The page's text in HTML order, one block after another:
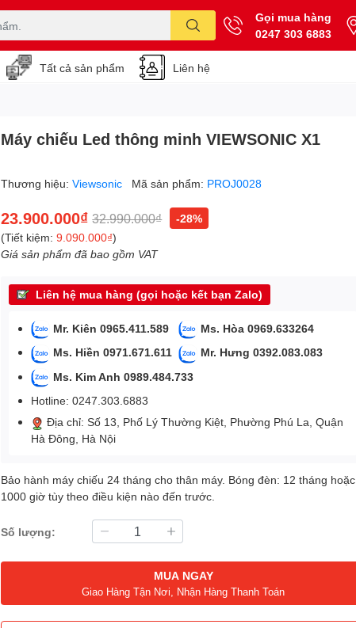
Gọi mua hàng
0247 303 6883
Tất cả sản phẩm Liên hệ
Máy chiếu Led thông minh VIEWSONIC X1
Thương hiệu:Viewsonic Mã sản phẩm: PROJ0028
23.900.000₫ 32.990.000₫
-28%
(Tiết kiệm:9.090.000₫)
Giá sản phẩm đã bao gồm VAT
Liên hệ mua hàng (gọi hoặc kết bạn Zalo)
Mr. Kiên 0965.411.589
Ms. Hòa 0969.633264
Ms. Hiền 0971.671.611
Mr. Hưng 0392.083.083
Ms. Kim Anh 0989.484.733
Hotline: 0247.303.6883
Địa chỉ: Số 13, Phố Lý Thường Kiệt, Phường Phú La, Quận
Hà Đông, Hà Nội
Bảo hành máy chiếu 24 tháng cho thân máy. Bóng đèn: 12 tháng hoặc
1000 giờ tùy theo điều kiện nào đến trước.
Số lượng:
MUA NGAY
Giao Hàng Tận Nơi, Nhận Hàng Thanh Toán